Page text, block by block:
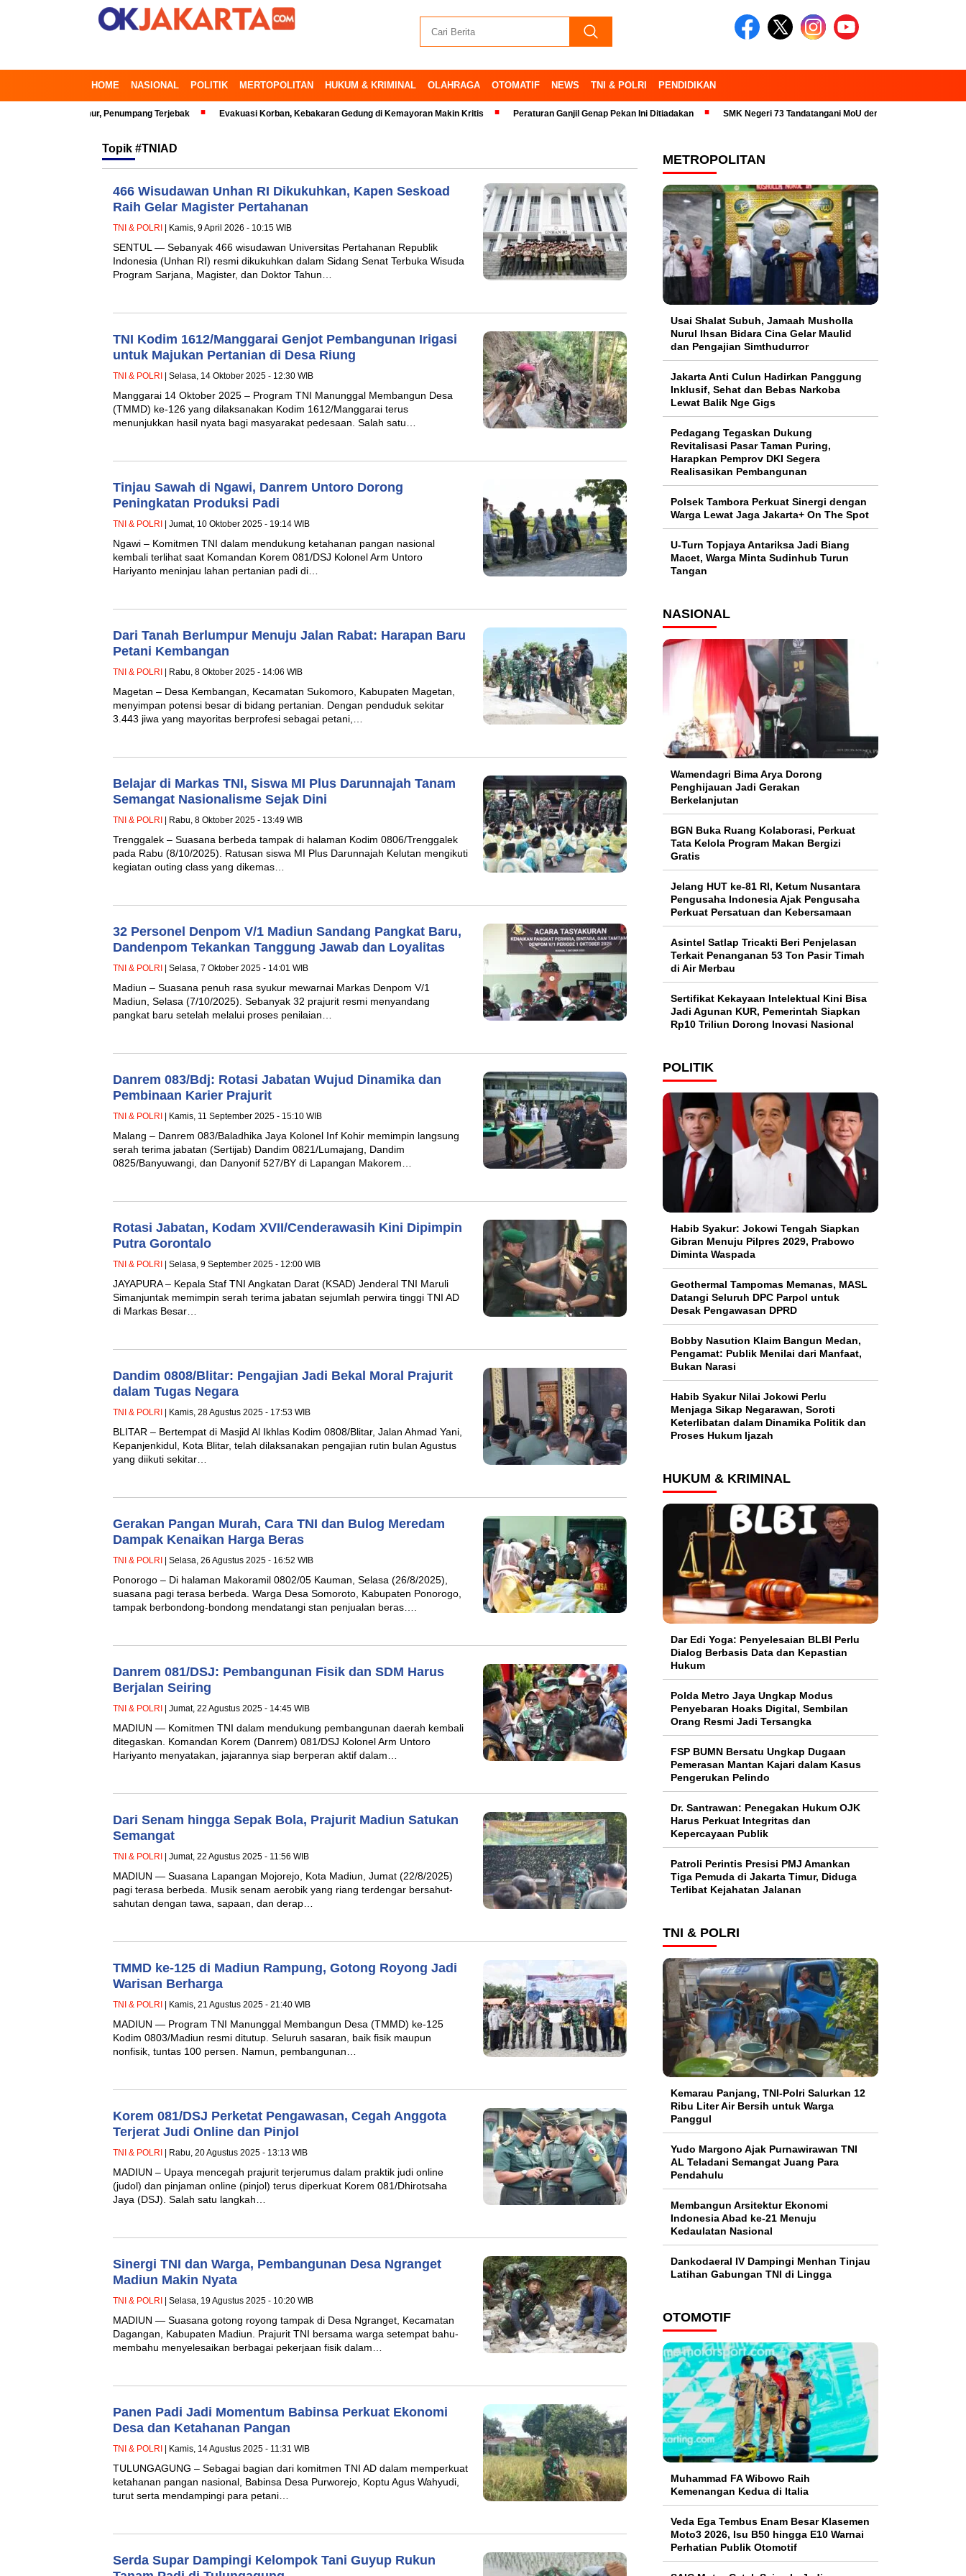
HOME NASIONAL POLITIK MERTOPOLITAN HUKUM & KRIMINAL OLAHRAGA OTOMATIF NEWS TNI & POLRI PENDIDIKAN
Timur, Penumpang Terjebak Evakuasi Korban, Kebakaran Gedung di Kemayoran Makin Kritis Peraturan Ganjil Genap Pekan Ini Ditiadakan SMK Negeri 73 Tandatangani MoU dengan 23 Industri Pariwisata dan
Topik #TNIAD
466 Wisudawan Unhan RI Dikukuhkan, Kapen Seskoad
Raih Gelar Magister Pertahanan
TNI & POLRI | Kamis, 9 April 2026 - 10:15 WIB
SENTUL — Sebanyak 466 wisudawan Universitas Pertahanan Republik
Indonesia (Unhan RI) resmi dikukuhkan dalam Sidang Senat Terbuka Wisuda
Program Sarjana, Magister, dan Doktor Tahun…
TNI Kodim 1612/Manggarai Genjot Pembangunan Irigasi
untuk Majukan Pertanian di Desa Riung
TNI & POLRI | Selasa, 14 Oktober 2025 - 12:30 WIB
Manggarai 14 Oktober 2025 – Program TNI Manunggal Membangun Desa
(TMMD) ke-126 yang dilaksanakan Kodim 1612/Manggarai terus
menunjukkan hasil nyata bagi masyarakat pedesaan. Salah satu…
Tinjau Sawah di Ngawi, Danrem Untoro Dorong
Peningkatan Produksi Padi
TNI & POLRI | Jumat, 10 Oktober 2025 - 19:14 WIB
Ngawi – Komitmen TNI dalam mendukung ketahanan pangan nasional
kembali terlihat saat Komandan Korem 081/DSJ Kolonel Arm Untoro
Hariyanto meninjau lahan pertanian padi di…
Dari Tanah Berlumpur Menuju Jalan Rabat: Harapan Baru
Petani Kembangan
TNI & POLRI | Rabu, 8 Oktober 2025 - 14:06 WIB
Magetan – Desa Kembangan, Kecamatan Sukomoro, Kabupaten Magetan,
menyimpan potensi besar di bidang pertanian. Dengan penduduk sekitar
3.443 jiwa yang mayoritas berprofesi sebagai petani,…
Belajar di Markas TNI, Siswa MI Plus Darunnajah Tanam
Semangat Nasionalisme Sejak Dini
TNI & POLRI | Rabu, 8 Oktober 2025 - 13:49 WIB
Trenggalek – Suasana berbeda tampak di halaman Kodim 0806/Trenggalek
pada Rabu (8/10/2025). Ratusan siswa MI Plus Darunnajah Kelutan mengikuti
kegiatan outing class yang dikemas…
32 Personel Denpom V/1 Madiun Sandang Pangkat Baru,
Dandenpom Tekankan Tanggung Jawab dan Loyalitas
TNI & POLRI | Selasa, 7 Oktober 2025 - 14:01 WIB
Madiun – Suasana penuh rasa syukur mewarnai Markas Denpom V/1
Madiun, Selasa (7/10/2025). Sebanyak 32 prajurit resmi menyandang
pangkat baru setelah melalui proses penilaian…
Danrem 083/Bdj: Rotasi Jabatan Wujud Dinamika dan
Pembinaan Karier Prajurit
TNI & POLRI | Kamis, 11 September 2025 - 15:10 WIB
Malang – Danrem 083/Baladhika Jaya Kolonel Inf Kohir memimpin langsung
serah terima jabatan (Sertijab) Dandim 0821/Lumajang, Dandim
0825/Banyuwangi, dan Danyonif 527/BY di Lapangan Makorem…
Rotasi Jabatan, Kodam XVII/Cenderawasih Kini Dipimpin
Putra Gorontalo
TNI & POLRI | Selasa, 9 September 2025 - 12:00 WIB
JAYAPURA – Kepala Staf TNI Angkatan Darat (KSAD) Jenderal TNI Maruli
Simanjuntak memimpin serah terima jabatan sejumlah perwira tinggi TNI AD
di Markas Besar…
Dandim 0808/Blitar: Pengajian Jadi Bekal Moral Prajurit
dalam Tugas Negara
TNI & POLRI | Kamis, 28 Agustus 2025 - 17:53 WIB
BLITAR – Bertempat di Masjid Al Ikhlas Kodim 0808/Blitar, Jalan Ahmad Yani,
Kepanjenkidul, Kota Blitar, telah dilaksanakan pengajian rutin bulan Agustus
yang diikuti sekitar…
Gerakan Pangan Murah, Cara TNI dan Bulog Meredam
Dampak Kenaikan Harga Beras
TNI & POLRI | Selasa, 26 Agustus 2025 - 16:52 WIB
Ponorogo – Di halaman Makoramil 0802/05 Kauman, Selasa (26/8/2025),
suasana pagi terasa berbeda. Warga Desa Somoroto, Kabupaten Ponorogo,
tampak berbondong-bondong mendatangi stan penjualan beras….
Danrem 081/DSJ: Pembangunan Fisik dan SDM Harus
Berjalan Seiring
TNI & POLRI | Jumat, 22 Agustus 2025 - 14:45 WIB
MADIUN — Komitmen TNI dalam mendukung pembangunan daerah kembali
ditegaskan. Komandan Korem (Danrem) 081/DSJ Kolonel Arm Untoro
Hariyanto menyatakan, jajarannya siap berperan aktif dalam…
Dari Senam hingga Sepak Bola, Prajurit Madiun Satukan
Semangat
TNI & POLRI | Jumat, 22 Agustus 2025 - 11:56 WIB
MADIUN — Suasana Lapangan Mojorejo, Kota Madiun, Jumat (22/8/2025)
pagi terasa berbeda. Musik senam aerobik yang riang terdengar bersahut-
sahutan dengan tawa, sapaan, dan derap…
TMMD ke-125 di Madiun Rampung, Gotong Royong Jadi
Warisan Berharga
TNI & POLRI | Kamis, 21 Agustus 2025 - 21:40 WIB
MADIUN — Program TNI Manunggal Membangun Desa (TMMD) ke-125
Kodim 0803/Madiun resmi ditutup. Seluruh sasaran, baik fisik maupun
nonfisik, tuntas 100 persen. Namun, pembangunan…
Korem 081/DSJ Perketat Pengawasan, Cegah Anggota
Terjerat Judi Online dan Pinjol
TNI & POLRI | Rabu, 20 Agustus 2025 - 13:13 WIB
MADIUN – Upaya mencegah prajurit terjerumus dalam praktik judi online
(judol) dan pinjaman online (pinjol) terus diperkuat Korem 081/Dhirotsaha
Jaya (DSJ). Salah satu langkah…
Sinergi TNI dan Warga, Pembangunan Desa Ngranget
Madiun Makin Nyata
TNI & POLRI | Selasa, 19 Agustus 2025 - 10:20 WIB
MADIUN — Suasana gotong royong tampak di Desa Ngranget, Kecamatan
Dagangan, Kabupaten Madiun. Prajurit TNI bersama warga setempat bahu-
membahu menyelesaikan berbagai pekerjaan fisik dalam…
Panen Padi Jadi Momentum Babinsa Perkuat Ekonomi
Desa dan Ketahanan Pangan
TNI & POLRI | Kamis, 14 Agustus 2025 - 11:31 WIB
TULUNGAGUNG – Sebagai bagian dari komitmen TNI AD dalam memperkuat
ketahanan pangan nasional, Babinsa Desa Purworejo, Koptu Agus Wahyudi,
turut serta mendampingi para petani…
Serda Supar Dampingi Kelompok Tani Guyup Rukun
METROPOLITAN
Usai Shalat Subuh, Jamaah Musholla
Nurul Ihsan Bidara Cina Gelar Maulid
dan Pengajian Simthudurror
Jakarta Anti Culun Hadirkan Panggung
Inklusif, Sehat dan Bebas Narkoba
Lewat Balik Nge Gigs
Pedagang Tegaskan Dukung
Revitalisasi Pasar Taman Puring,
Harapkan Pemprov DKI Segera
Realisasikan Pembangunan
Polsek Tambora Perkuat Sinergi dengan
Warga Lewat Jaga Jakarta+ On The Spot
U-Turn Topjaya Antariksa Jadi Biang
Macet, Warga Minta Sudinhub Turun
Tangan
NASIONAL
Wamendagri Bima Arya Dorong
Penghijauan Jadi Gerakan
Berkelanjutan
BGN Buka Ruang Kolaborasi, Perkuat
Tata Kelola Program Makan Bergizi
Gratis
Jelang HUT ke-81 RI, Ketum Nusantara
Pengusaha Indonesia Ajak Pengusaha
Perkuat Persatuan dan Kebersamaan
Asintel Satlap Tricakti Beri Penjelasan
Terkait Penanganan 53 Ton Pasir Timah
di Air Merbau
Sertifikat Kekayaan Intelektual Kini Bisa
Jadi Agunan KUR, Pemerintah Siapkan
Rp10 Triliun Dorong Inovasi Nasional
POLITIK
Habib Syakur: Jokowi Tengah Siapkan
Gibran Menuju Pilpres 2029, Prabowo
Diminta Waspada
Geothermal Tampomas Memanas, MASL
Datangi Seluruh DPC Parpol untuk
Desak Pengawasan DPRD
Bobby Nasution Klaim Bangun Medan,
Pengamat: Publik Menilai dari Manfaat,
Bukan Narasi
Habib Syakur Nilai Jokowi Perlu
Menjaga Sikap Negarawan, Soroti
Keterlibatan dalam Dinamika Politik dan
Proses Hukum Ijazah
HUKUM & KRIMINAL
Dar Edi Yoga: Penyelesaian BLBI Perlu
Dialog Berbasis Data dan Kepastian
Hukum
Polda Metro Jaya Ungkap Modus
Penyebaran Hoaks Digital, Sembilan
Orang Resmi Jadi Tersangka
FSP BUMN Bersatu Ungkap Dugaan
Pemerasan Mantan Kajari dalam Kasus
Pengerukan Pelindo
Dr. Santrawan: Penegakan Hukum OJK
Harus Perkuat Integritas dan
Kepercayaan Publik
Patroli Perintis Presisi PMJ Amankan
Tiga Pemuda di Jakarta Timur, Diduga
Terlibat Kejahatan Jalanan
TNI & POLRI
Kemarau Panjang, TNI-Polri Salurkan 12
Ribu Liter Air Bersih untuk Warga
Panggul
Yudo Margono Ajak Purnawirawan TNI
AL Teladani Semangat Juang Para
Pendahulu
Membangun Arsitektur Ekonomi
Indonesia Abad ke-21 Menuju
Kedaulatan Nasional
Dankodaeral IV Dampingi Menhan Tinjau
Latihan Gabungan TNI di Lingga
OTOMOTIF
Muhammad FA Wibowo Raih
Kemenangan Kedua di Italia
Veda Ega Tembus Enam Besar Klasemen
Moto3 2026, Isu B50 hingga E10 Warnai
Perhatian Publik Otomotif